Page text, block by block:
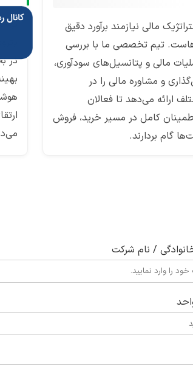
مالی نیازمند برآورد دقیق
تیم تخصصی ما با بررسی
مالی و پتانسیل‌های سودآوری،
و مشاوره مالی را در
ارائه می‌دهد تا فعالان
کامل در مسیر خرید، فروش
گام بردارند.
در
/ نام شرکت